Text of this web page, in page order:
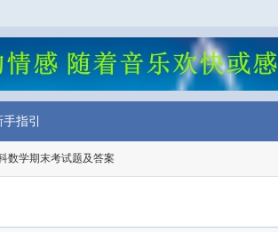
手指引
数学期末考试题及答案